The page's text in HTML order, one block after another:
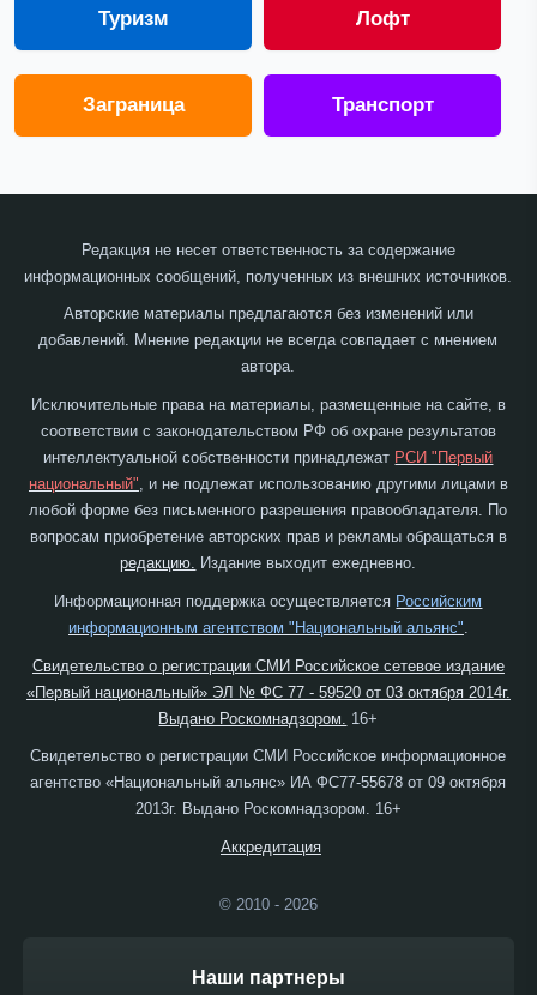
Туризм Лофт
Заграница Транспорт
Редакция не несет ответственность за содержание
информационных сообщений, полученных из внешних источников.
Авторские материалы предлагаются без изменений или
добавлений. Мнение редакции не всегда совпадает с мнением
автора.
Исключительные права на материалы, размещенные на сайте, в
соответствии с законодательством РФ об охране результатов
интеллектуальной собственности принадлежат РСИ "Первый
национальный", и не подлежат использованию другими лицами в
любой форме без письменного разрешения правообладателя. По
вопросам приобретение авторских прав и рекламы обращаться в
редакцию. Издание выходит ежедневно.
Информационная поддержка осуществляется Российским
информационным агентством "Национальный альянс"
Свидетельство о регистрации СМИ Российское сетевое издание
«Первый национальный» ЭЛ № ФС 77 - 59520 от 03 октября 2014г.
Выдано Роскомнадзором.
16+
Свидетельство о регистрации СМИ Российское информационное
агентство «Национальный альянс» ИА ФС77-55678 от 09 октября
2013г. Выдано Роскомнадзором. 16+
Аккредитация
© 2010 - 2026
Наши партнеры